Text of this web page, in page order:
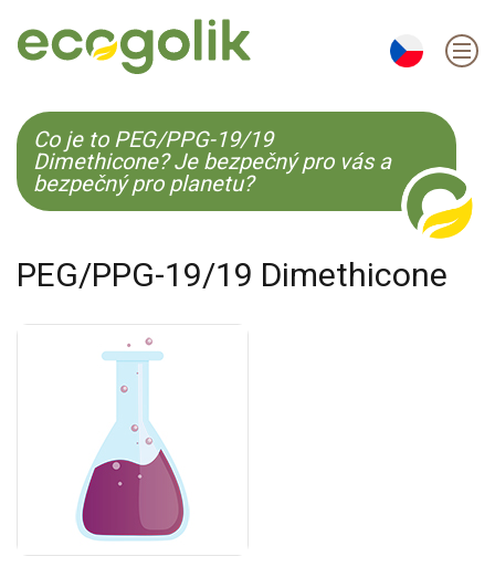
EN ES KO
Co je to PEG/PPG-19/19
Dimethicone? Je bezpečný pro vás a
bezpečný pro planetu?
PEG/PPG-19/19 Dimethicone